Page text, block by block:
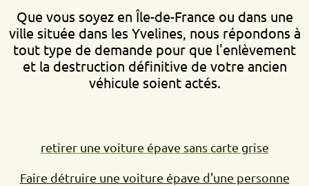
Que vous soyez en Île-de-France ou dans une
ville située dans les Yvelines, nous répondons à
tout type de demande pour que l'enlèvement
et la destruction définitive de votre ancien
véhicule soient actés.
retirer une voiture épave sans carte grise
Faire détruire une voiture épave d'une personne